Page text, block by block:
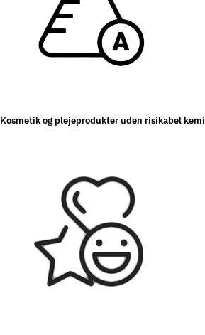
Kosmetik og plejeprodukter uden risikabel kemi